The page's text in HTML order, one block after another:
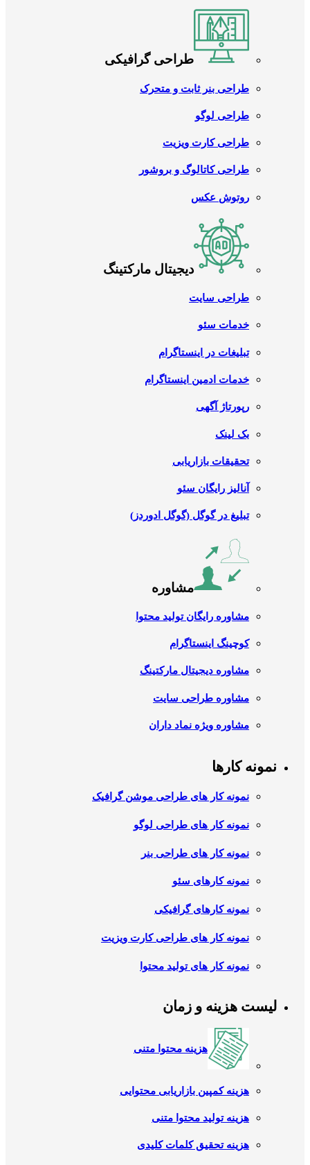
طراحی گرافیکی
طراحی بنر ثابت و متحرک
طراحی لوگو
طراحی کارت ویزیت
طراحی کاتالوگ و بروشور
روتوش عکس
دیجیتال مارکتینگ
طراحی سایت
خدمات سئو
تبلیغات در اینستاگرام
خدمات ادمین اینستاگرام
رپورتاژ آگهی
بک لینک
تحقیقات بازاریابی
آنالیز رایگان سئو
تبلیغ در گوگل (گوگل ادوردز)
مشاوره
مشاوره رایگان تولید محتوا
کوچینگ اینستاگرام
مشاوره دیجیتال مارکتینگ
مشاوره طراحی سایت
مشاوره ویژه نماد داران
نمونه کارها
نمونه کار های طراحی موشن گرافیک
نمونه کار های طراحی لوگو
نمونه کار های طراحی بنر
نمونه کارهای سئو
نمونه کارهای گرافیکی
نمونه کار های طراحی کارت ویزیت
نمونه کار های تولید محتوا
لیست هزینه و زمان
هزینه محتوا متنی
هزینه کمپین بازاریابی محتوایی
هزینه تولید محتوا متنی
هزینه تحقیق کلمات کلیدی